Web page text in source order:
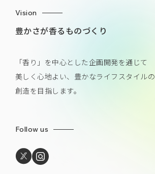
Vision
豊かさが香るものづくり
「香り」を中心とした企画開発を通じて
美しく心地よい、豊かなライフスタイルの
創造を目指します。
Follow us